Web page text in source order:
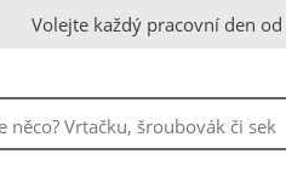
Volejte každý pracovní den